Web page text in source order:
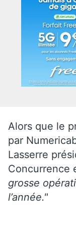
Alors que le
par
Lasserre
Concurrence
grosse
l’année."